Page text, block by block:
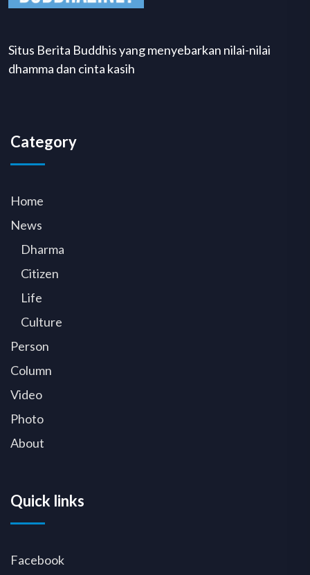
Situs Berita Buddhis yang menyebarkan nilai-nilai
dhamma dan cinta kasih
Category
Home
News
Dharma
Citizen
Life
Culture
Person
Column
Video
Photo
About
Quick links
Facebook